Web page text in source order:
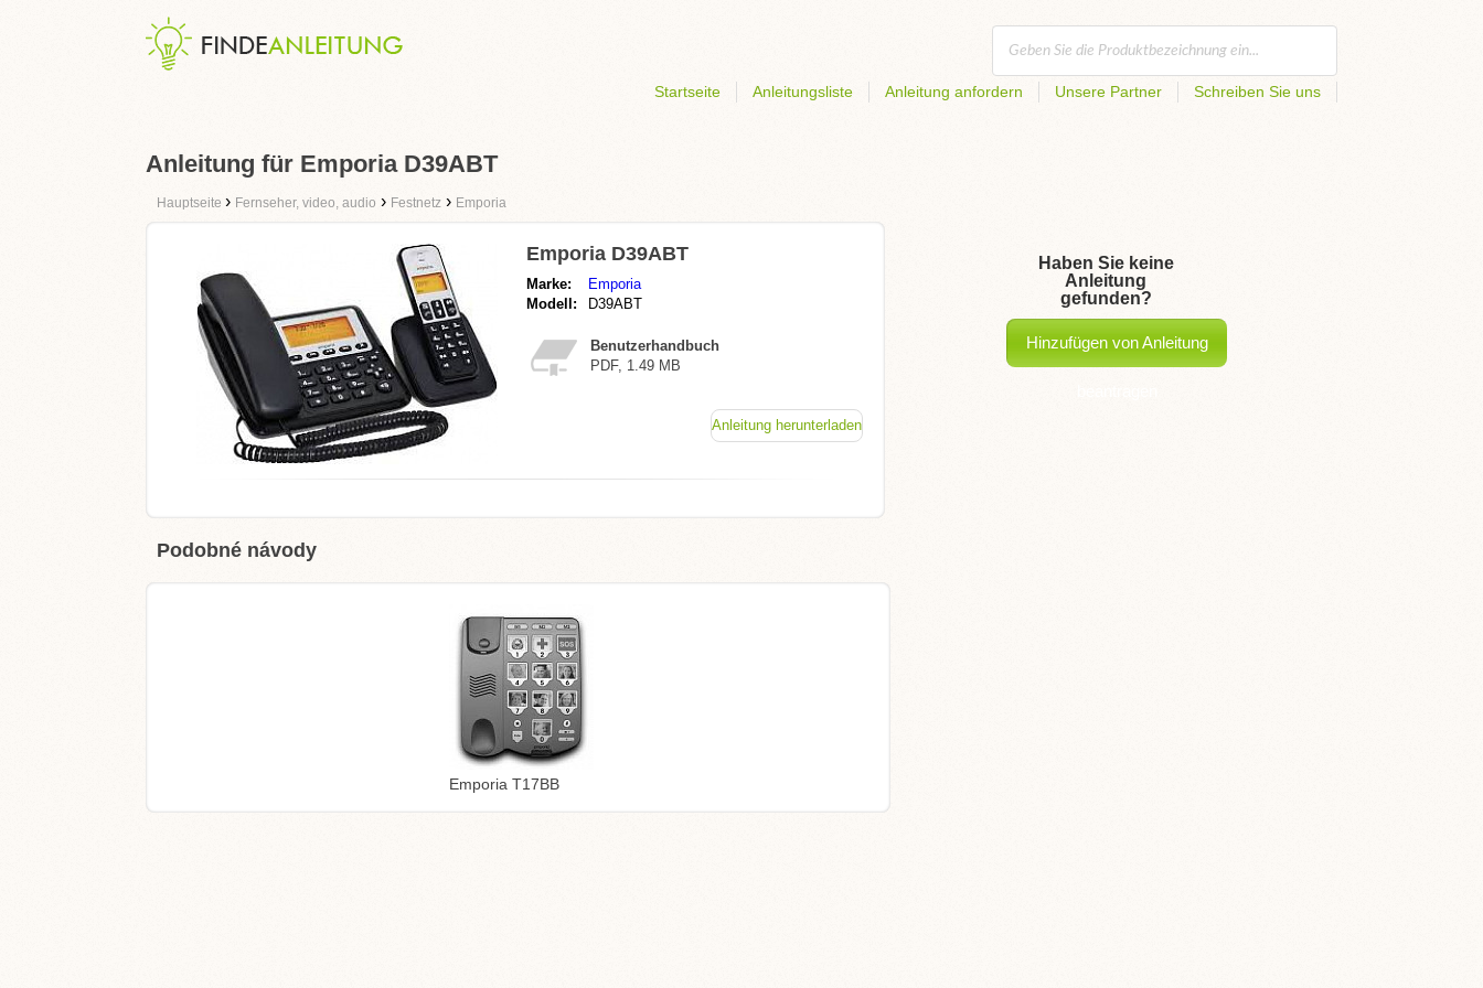
Startseite Anleitungsliste Anleitung anfordern Unsere Partner Schreiben Sie uns
Anleitung für Emporia D39ABT
Hauptseite › Fernseher, video, audio › Festnetz › Emporia
Emporia D39ABT
Marke:
Emporia
Modell:
D39ABT
Benutzerhandbuch
PDF, 1.49 MB
Anleitung herunterladen
Podobné návody
Emporia T17BB
Haben Sie keine
Anleitung
gefunden?
Hinzufügen von Anleitung